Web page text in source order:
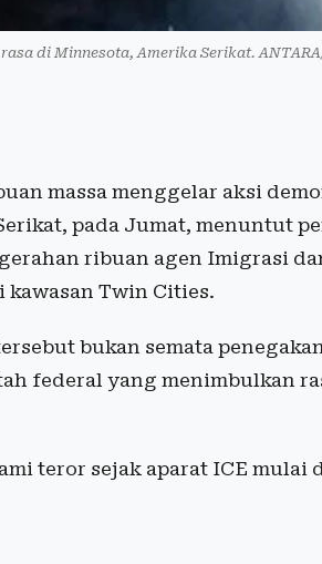
di Minnesota, Amerika Serikat.
massa menggelar aksi
pada Jumat, menuntut
ribuan agen Imigrasi
Twin Cities.
bukan semata
federal yang menimbulkan
teror sejak aparat ICE mulai